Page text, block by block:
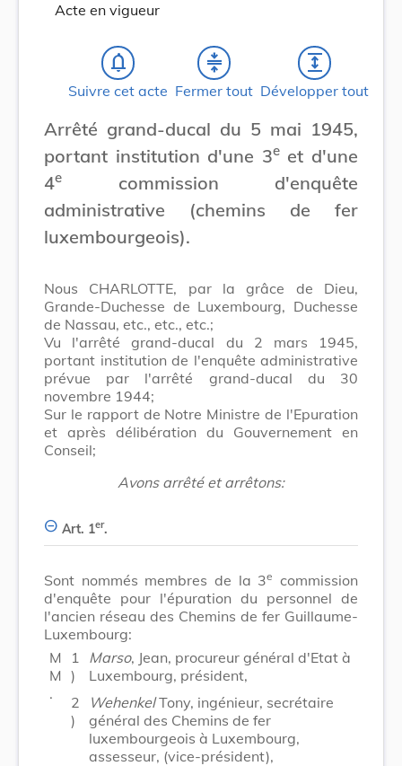
Acte en vigueur
notifications_none
Suivre cet acte
compress
Fermer tout
expand
Développer tout
Arrêté grand-ducal du 5 mai 1945,
portant institution d'une 3eet d'une
4e
commission d'enquête
administrative (chemins de fer
luxembourgeois).
Nous CHARLOTTE, par la grâce de Dieu,
Grande-Duchesse de Luxembourg, Duchesse
de Nassau, etc., etc., etc.;
Vu l'arrêté grand-ducal du 2 mars 1945,
portant institution de l'enquête administrative
prévue par l'arrêté grand-ducal du 30
novembre 1944;
Sur le rapport de Notre Ministre de l'Epuration
et après délibération du Gouvernement en
Conseil;
Avons arrêté et arrêtons:
Art. 1er.
Sont nommés membres de la 3e commission
d'enquête pour l'épuration du personnel de
l'ancien réseau des Chemins de fer Guillaume-
Luxembourg:
M
M
.
1
)
Marso, Jean, procureur général d'Etat à
Luxembourg, président,
2
)
WehenkelTony, ingénieur, secrétaire
général des Chemins de fer
luxembourgeois à Luxembourg,
assesseur, (vice-président),